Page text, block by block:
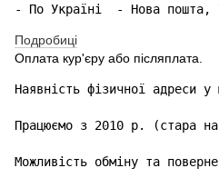
- По Україні  - Нова пошта,
Подробиці
Оплата кур'єру або післяплата.
Наявність фізичної адреси у
Працюємо з 2010 р. (стара
Можливість обміну та